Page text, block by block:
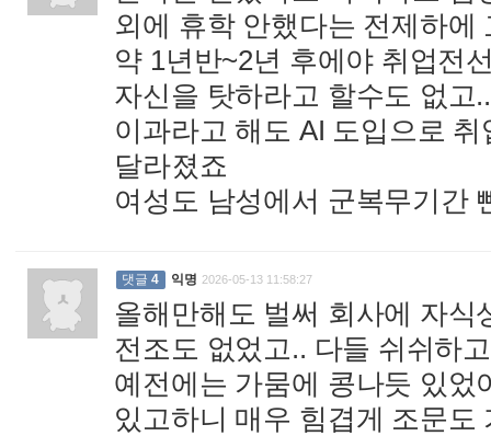
외에 휴학 안했다는 전제하에
약 1년반~2년 후에야 취업전
자신을 탓하라고 할수도 없고
이과라고 해도 AI 도입으로
달라졌죠
여성도 남성에서 군복무기간
댓글 4 익명 2026-05-13 11:58:27
올해만해도 벌써 회사에 자식
전조도 없었고.. 다들 쉬쉬하
예전에는 가뭄에 콩나듯 있었
있고하니 매우 힘겹게 조문도